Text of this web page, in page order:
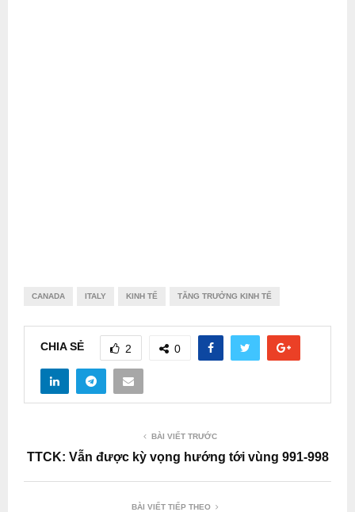
CANADA ITALY KINH TẾ TĂNG TRƯỞNG KINH TẾ
CHIA SẺ 2 0
BÀI VIẾT TRƯỚC
TTCK: Vẫn được kỳ vọng hướng tới vùng 991-998
BÀI VIẾT TIẾP THEO